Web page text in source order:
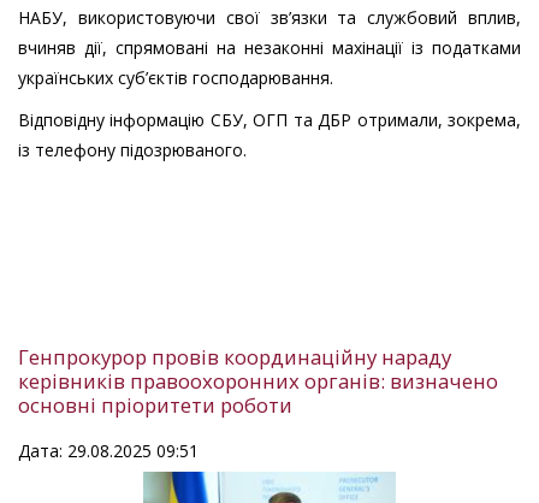
НАБУ, використовуючи свої зв’язки та службовий вплив,
вчиняв дії, спрямовані на незаконні махінації із податками
українських суб’єктів господарювання.
Відповідну інформацію СБУ, ОГП та ДБР отримали, зокрема,
із телефону підозрюваного.
Генпрокурор провів координаційну нараду
керівників правоохоронних органів: визначено
основні пріоритети роботи
Дата: 29.08.2025 09:51